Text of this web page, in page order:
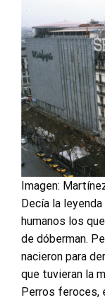
Imagen:
Decía la
humanos los
de dóberman.
nacieron para
que tuvieran la
Perros feroces,